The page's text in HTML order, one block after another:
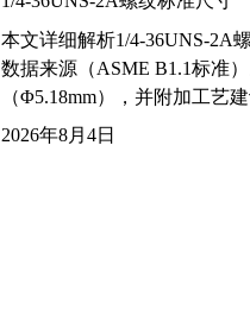
本文详细解析1/4-36UNS-2A
数据来源（ASME B1.1标准
（Φ5.18mm），并附加工艺
2026年8月4日